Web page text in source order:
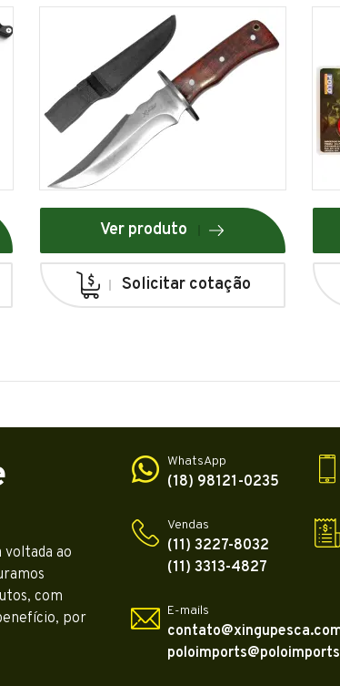
Ver produto
Solicitar cotação
ao
com
por
WhatsApp
(18) 98121-0235
Vendas
(11) 3227-8032
(11) 3313-4827
E-mails